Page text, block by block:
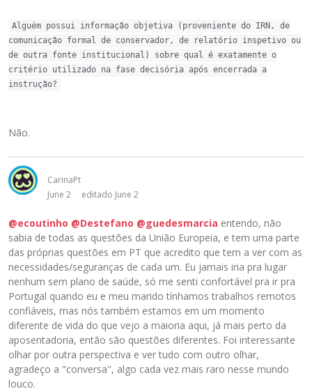
Alguém possui informação objetiva (proveniente do IRN, de
comunicação formal de conservador, de relatório inspetivo ou
de outra fonte institucional) sobre qual é exatamente o
critério utilizado na fase decisória após encerrada a
instrução?
Não.
CarinaPt
June 2
editado June 2
@ecoutinho @Destefano @guedesmarcia entendo, não
sabia de todas as questões da União Europeia, e tem uma parte
das próprias questões em PT que acredito que tem a ver com as
necessidades/seguranças de cada um. Eu jamais iria pra lugar
nenhum sem plano de saúde, só me senti confortável pra ir pra
Portugal quando eu e meu marido tínhamos trabalhos remotos
confiáveis, mas nós também estamos em um momento
diferente de vida do que vejo a maioria aqui, já mais perto da
aposentadoria, então são questões diferentes. Foi interessante
olhar por outra perspectiva e ver tudo com outro olhar,
agradeço a "conversa", algo cada vez mais raro nesse mundo
louco.